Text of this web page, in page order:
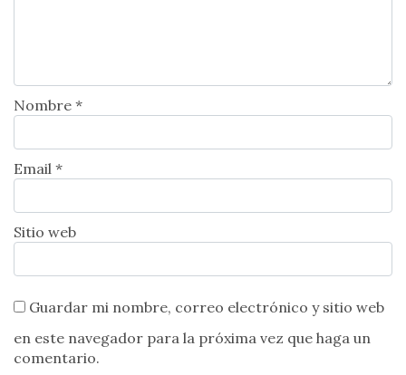
Nombre *
Email *
Sitio web
Guardar mi nombre, correo electrónico y sitio web
en este navegador para la próxima vez que haga un
comentario.